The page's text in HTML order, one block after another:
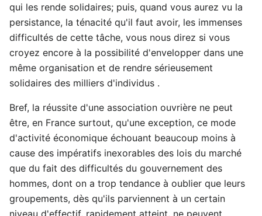
qui les rende solidaires; puis, quand vous aurez vu la
persistance, la ténacité qu'il faut avoir, les immenses
difficultés de cette tâche, vous nous direz si vous
croyez encore à la possibilité d'envelopper dans une
même organisation et de rendre sérieusement
solidaires des milliers d'individus .
Bref, la réussite d'une association ouvrière ne peut
être, en France surtout, qu'une exception, ce mode
d'activité économique échouant beaucoup moins à
cause des impératifs inexorables des lois du marché
que du fait des difficultés du gouvernement des
hommes, dont on a trop tendance à oublier que leurs
groupements, dès qu'ils parviennent à un certain
niveau d'effectif, rapidement atteint, ne peuvent